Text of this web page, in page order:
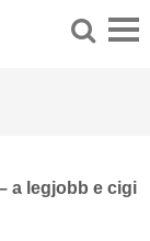
a legjobb e cigi